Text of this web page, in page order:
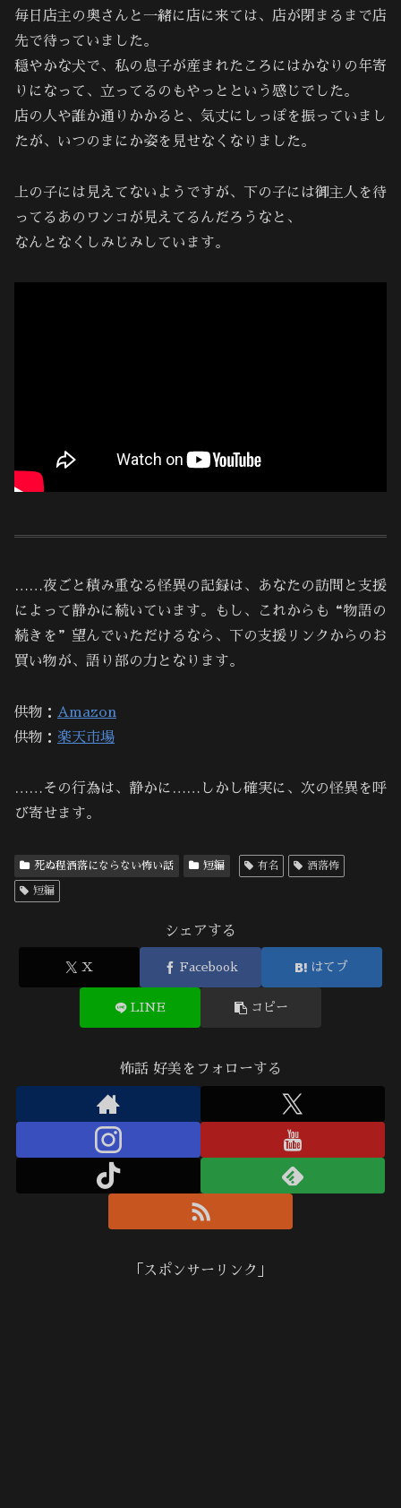
毎日店主の奥さんと一緒に店に来ては、店が閉まるまで店
先で待っていました。
穏やかな犬で、私の息子が産まれたころにはかなりの年寄
りになって、立ってるのもやっとという感じでした。
店の人や誰か通りかかると、気丈にしっぽを振っていまし
たが、いつのまにか姿を見せなくなりました。
上の子には見えてないようですが、下の子には御主人を待
ってるあのワンコが見えてるんだろうなと、
なんとなくしみじみしています。
……夜ごと積み重なる怪異の記録は、あなたの訪問と支援
によって静かに続いています。もし、これからも“物語の
続きを”望んでいただけるなら、下の支援リンクからのお
買い物が、語り部の力となります。
供物： Amazon
供物： 楽天市場
……その行為は、静かに……しかし確実に、次の怪異を呼
び寄せます。
死ぬ程洒落にならない怖い話 短編 有名 洒落怖
短編
シェアする
X Facebook はてブ
LINE コピー
怖話 好美をフォローする
「スポンサーリンク」